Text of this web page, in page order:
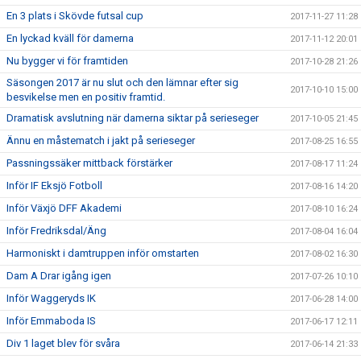
En 3 plats i Skövde futsal cup 2017-11-27 11:28
En lyckad kväll för damerna 2017-11-12 20:01
Nu bygger vi för framtiden 2017-10-28 21:26
Säsongen 2017 är nu slut och den lämnar efter sig
besvikelse men en positiv framtid.
2017-10-10 15:00
Dramatisk avslutning när damerna siktar på serieseger 2017-10-05 21:45
Ännu en måstematch i jakt på serieseger 2017-08-25 16:55
Passningssäker mittback förstärker 2017-08-17 11:24
Inför IF Eksjö Fotboll 2017-08-16 14:20
Inför Växjö DFF Akademi 2017-08-10 16:24
Inför Fredriksdal/Äng 2017-08-04 16:04
Harmoniskt i damtruppen inför omstarten 2017-08-02 16:30
Dam A Drar igång igen 2017-07-26 10:10
Inför Waggeryds IK 2017-06-28 14:00
Inför Emmaboda IS 2017-06-17 12:11
Div 1 laget blev för svåra 2017-06-14 21:33